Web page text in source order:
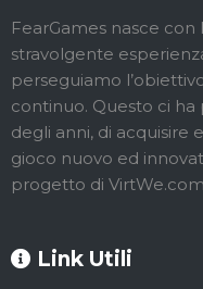
FearGames nasce
stravolgente
perseguiamo
continuo. Questo ci
degli anni, di acquisire
gioco nuovo ed
progetto di VirtWe.com
Link Utili